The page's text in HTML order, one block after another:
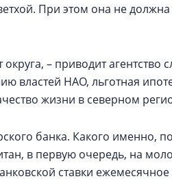
При этом она не
– приводит агентство
властей НАО, льготная
жизни в северном
банка. Какого именно,
в первую очередь, на
ставки